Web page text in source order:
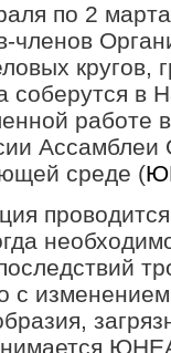
по 2
членов
кругов,
соберутся в
работе
среде (
с